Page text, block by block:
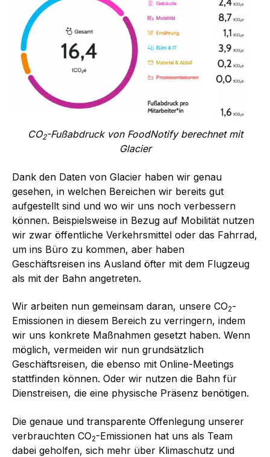
CO2-Fußabdruck von FoodNotify berechnet mit
Glacier
Dank den Daten von Glacier haben wir genau
gesehen, in welchen Bereichen wir bereits gut
aufgestellt sind und wo wir uns noch verbessern
können. Beispielsweise in Bezug auf Mobilität nutzen
wir zwar öffentliche Verkehrsmittel oder das Fahrrad,
um ins Büro zu kommen, aber haben
Geschäftsreisen ins Ausland öfter mit dem Flugzeug
als mit der Bahn angetreten.
Wir arbeiten nun gemeinsam daran, unsere CO2-
Emissionen in diesem Bereich zu verringern, indem
wir uns konkrete Maßnahmen gesetzt haben. Wenn
möglich, vermeiden wir nun grundsätzlich
Geschäftsreisen, die ebenso mit Online-Meetings
stattfinden können. Oder wir nutzen die Bahn für
Dienstreisen, die eine physische Präsenz benötigen.
Die genaue und transparente Offenlegung unserer
verbrauchten CO2-Emissionen hat uns als Team
dabei geholfen, sich mehr über Klimaschutz und